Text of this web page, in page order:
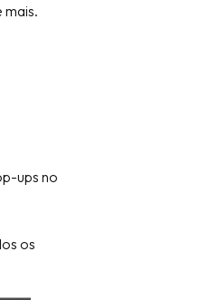
mais.
ups no
os